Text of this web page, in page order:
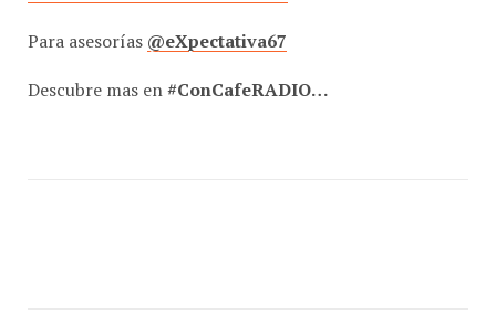
Para asesorías @eXpectativa67
Descubre mas en #ConCafeRADIO…